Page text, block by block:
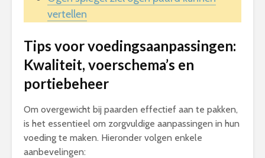
vertellen
Tips voor voedingsaanpassingen:
Kwaliteit, voerschema’s en
portiebeheer
Om overgewicht bij paarden effectief aan te pakken,
is het essentieel om zorgvuldige aanpassingen in hun
voeding te maken. Hieronder volgen enkele
aanbevelingen: